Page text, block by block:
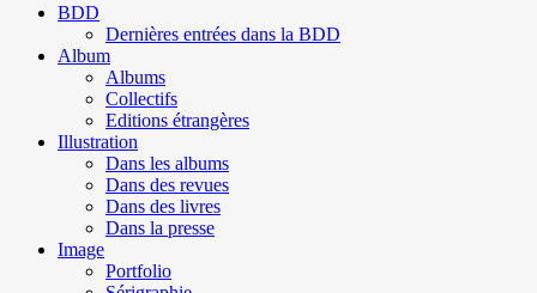
BDD
Dernières entrées dans la BDD
Album
Albums
Collectifs
Editions étrangères
Illustration
Dans les albums
Dans des revues
Dans des livres
Dans la presse
Image
Portfolio